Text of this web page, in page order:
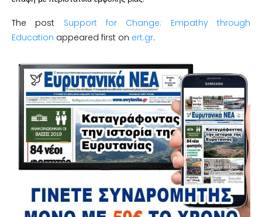
The post Support for Change: Empathy through
Education appeared first on ert.gr.